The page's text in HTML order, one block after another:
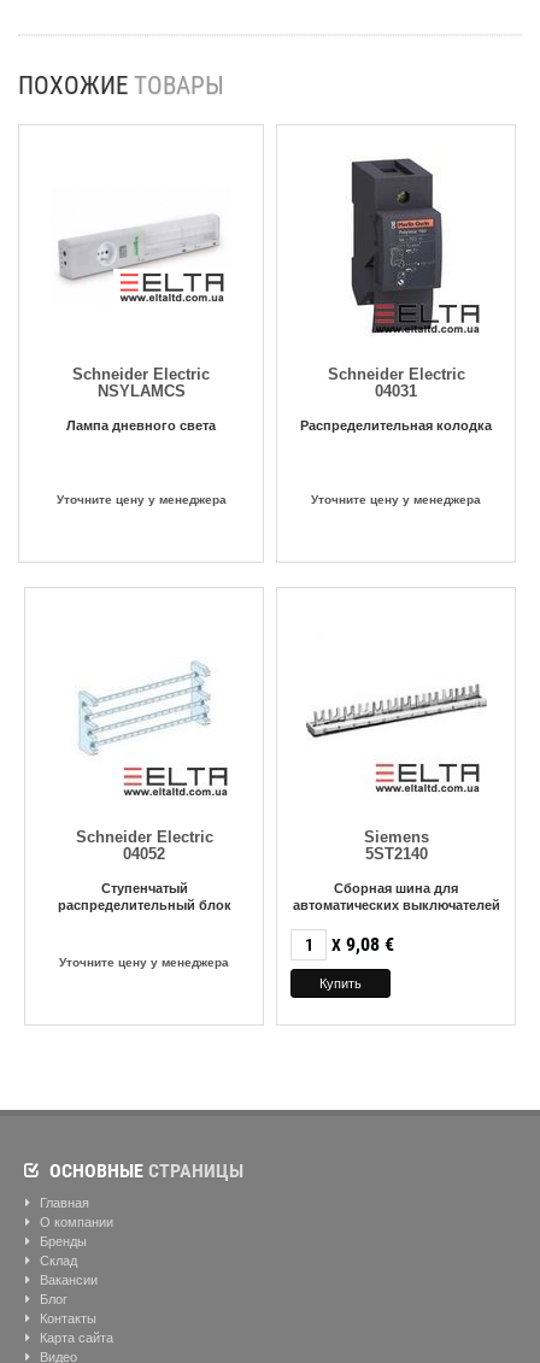
ПОХОЖИЕ ТОВАРЫ
Schneider Electric
NSYLAMCS
Лампа дневного света
Уточните цену у менеджера
Schneider Electric
04031
Распределительная колодка
Уточните цену у менеджера
Schneider Electric
04052
Ступенчатый
распределительный блок
Уточните цену у менеджера
Siemens
5ST2140
Сборная шина для
автоматических выключателей
X 9,08 €
ОСНОВНЫЕ СТРАНИЦЫ
Главная
О компании
Бренды
Склад
Вакансии
Блог
Контакты
Карта сайта
Видео